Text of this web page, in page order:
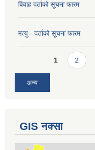
विवाह दर्ताको सूचना फारम
मत्यु - दर्ताको सूचना फारम
Pages1 2
अन्य
GIS नक्सा